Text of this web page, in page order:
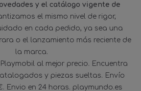
y el catálogo vigente de
el mismo nivel de rigor,
en cada pedido, ya sea una
o el lanzamiento más reciente de
la marca.
al mejor precio. Encuentra
y piezas sueltas. Envío
Envio en 24 horas. playmundo.es